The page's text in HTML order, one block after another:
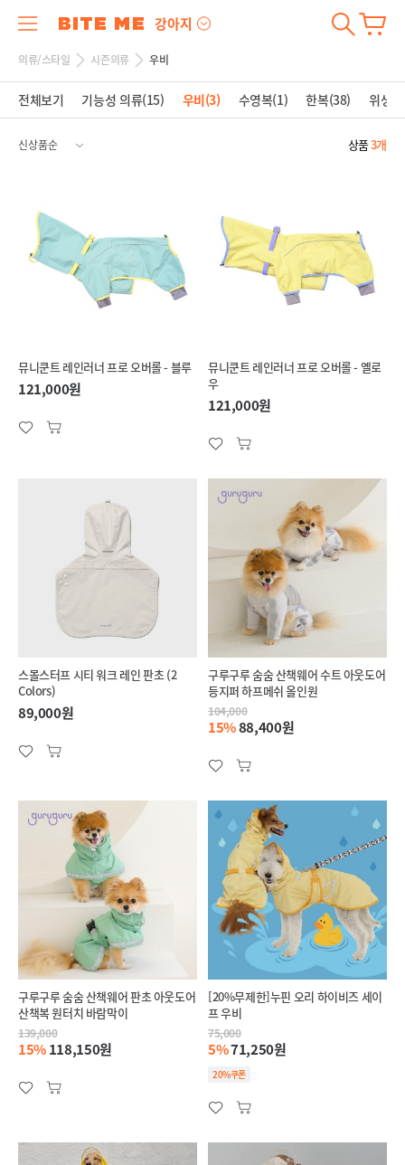
강아지
의류/스타일 시즌의류 우비
전체보기 기능성 의류(15) 우비(3) 수영복(1) 한복(38) 위생
상품3개
뮤니쿤트 레인러너 프로 오버롤 - 블루
121,000원
뮤니쿤트 레인러너 프로 오버롤 - 옐로
우
121,000원
스몰스터프 시티 워크 레인 판초 (2
Colors)
89,000원
구루구루 숨숨 산책웨어 수트 아웃도어
등지퍼 하프메쉬 올인원
104,000
15%88,400원
구루구루 숨숨 산책웨어 판초 아웃도어
산책복 원터치 바람막이
139,000
15%118,150원
[20%무제한]누핀 오리 하이비즈 세이
프 우비
75,000
5%71,250원
20%쿠폰